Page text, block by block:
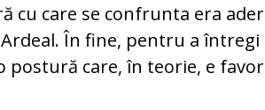
cu care se confrunta era
În fine, pentru a întregi
postură care, în teorie, e